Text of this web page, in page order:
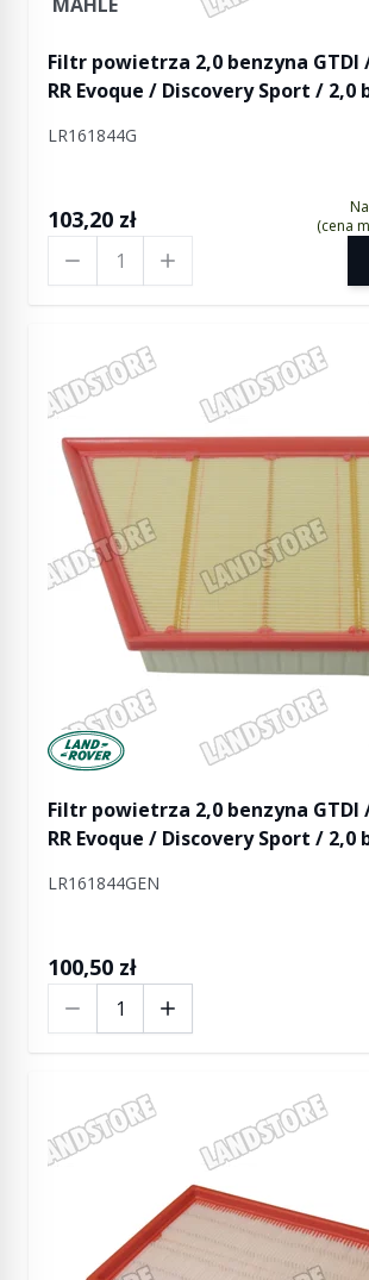
Filtr powietrza 2,0 benzyna GTDI
RR Evoque / Discovery Sport / 2,0
LR161844G
103,20 zł
(cena
Manufactured by Land rover
Filtr powietrza 2,0 benzyna GTDI
RR Evoque / Discovery Sport / 2,0
LR161844GEN
100,50 zł